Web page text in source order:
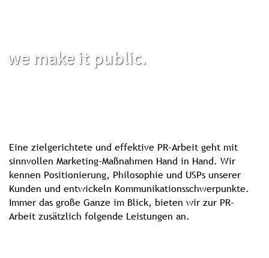
we make it public.
Eine zielgerichtete und effektive PR-Arbeit geht mit
sinnvollen Marketing-Maßnahmen Hand in Hand. Wir
kennen Positionierung, Philosophie und USPs unserer
Kunden und entwickeln Kommunikationsschwerpunkte.
Immer das große Ganze im Blick, bieten wir zur PR-
Arbeit zusätzlich folgende Leistungen an.